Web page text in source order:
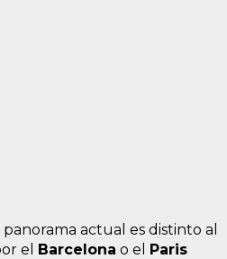
actual es distinto al
el Barcelona o el Paris